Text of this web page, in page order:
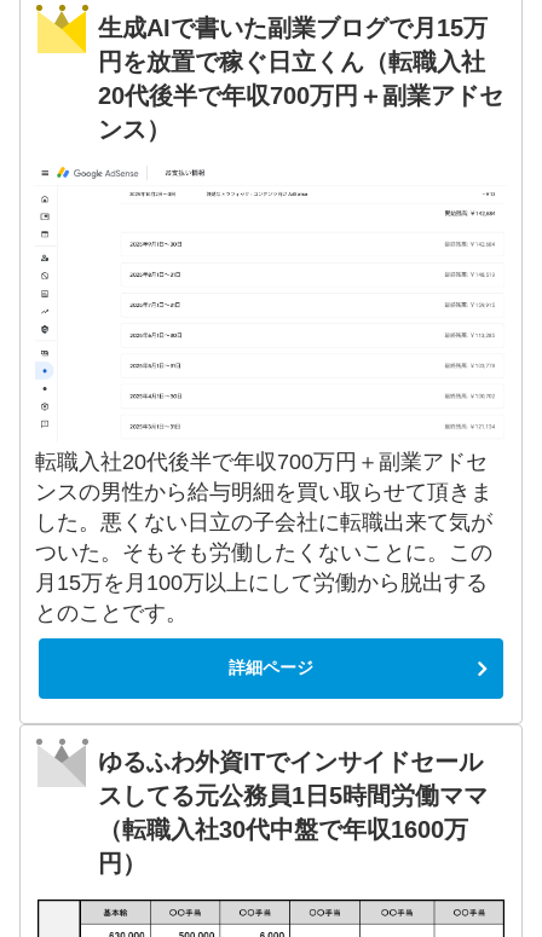
生成AIで書いた副業ブログで月15万
円を放置で稼ぐ日立くん（転職入社
20代後半で年収700万円＋副業アドセ
ンス）
転職入社20代後半で年収700万円＋副業アドセ
ンスの男性から給与明細を買い取らせて頂きま
した。悪くない日立の子会社に転職出来て気が
ついた。そもそも労働したくないことに。この
月15万を月100万以上にして労働から脱出する
とのことです。
詳細ページ
ゆるふわ外資ITでインサイドセール
スしてる元公務員1日5時間労働ママ
（転職入社30代中盤で年収1600万
円）